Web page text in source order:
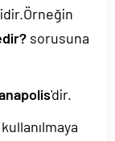
sorusuna
'dir.